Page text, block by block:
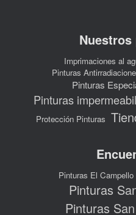
Imprimaciones al
Pinturas
Pinturas
Pinturas
Protección Pinturas
Pinturas El Campello
Pinturas
Pinturas